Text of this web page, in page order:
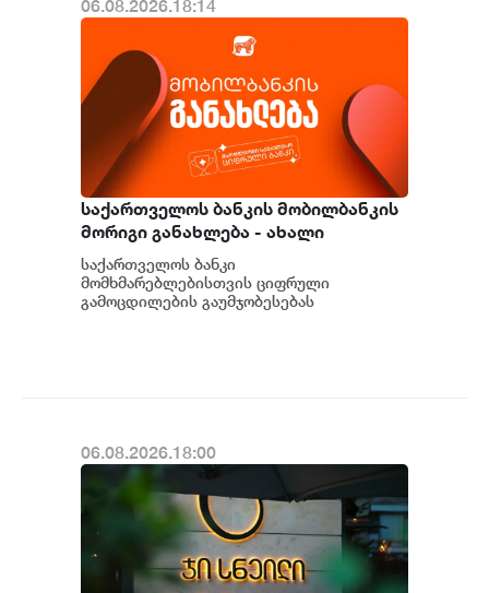
06.08.2026.18:14
საქართველოს ბანკის მობილბანკის
მორიგი განახლება - ახალი
შესაძლებლობები
მომხმარებლებისთვის
საქართველოს ბანკი
მომხმარებლებისთვის ციფრული
გამოცდილების გაუმჯობესებას
06.08.2026.18:00